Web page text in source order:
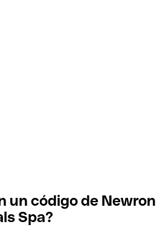
un código de Newron
Spa?